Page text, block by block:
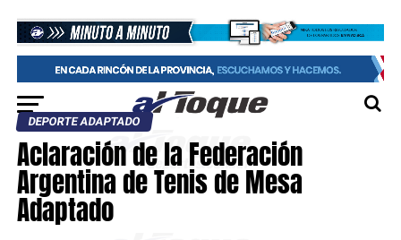
DEPORTE ADAPTADO
Aclaración de la Federación
Argentina de Tenis de Mesa
Adaptado